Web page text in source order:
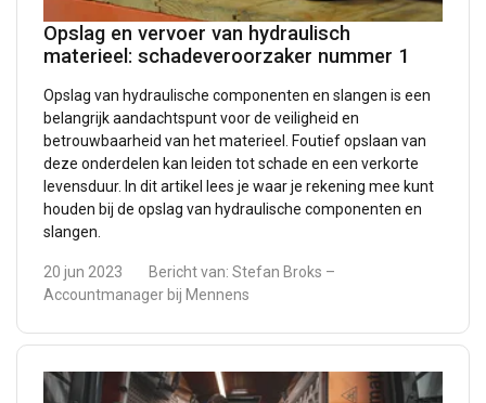
Opslag en vervoer van hydraulisch
materieel: schadeveroorzaker nummer 1
Opslag van hydraulische componenten en slangen is een
belangrijk aandachtspunt voor de veiligheid en
betrouwbaarheid van het materieel. Foutief opslaan van
deze onderdelen kan leiden tot schade en een verkorte
levensduur. In dit artikel lees je waar je rekening mee kunt
houden bij de opslag van hydraulische componenten en
slangen.
20 jun 2023 Bericht van: Stefan Broks –
Accountmanager bij Mennens